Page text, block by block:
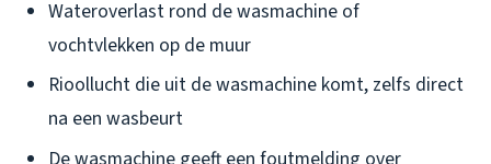
Wateroverlast rond de wasmachine of
vochtvlekken op de muur
Rioollucht die uit de wasmachine komt, zelfs direct
na een wasbeurt